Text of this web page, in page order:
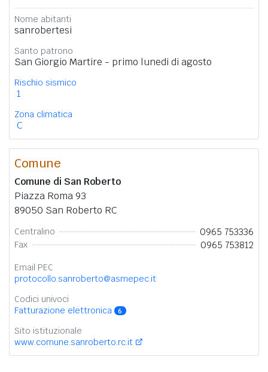
Nome abitanti
sanrobertesi
Santo patrono
San Giorgio Martire - primo lunedi di agosto
Rischio sismico
1
Zona climatica
C
Comune
Comune di San Roberto
Piazza Roma 93
89050 San Roberto RC
Centralino 0965 753336
Fax 0965 753812
Email PEC
protocollo.sanroberto@asmepec.it
Codici univoci
Fatturazione elettronica
6
Sito istituzionale
www.comune.sanroberto.rc.it